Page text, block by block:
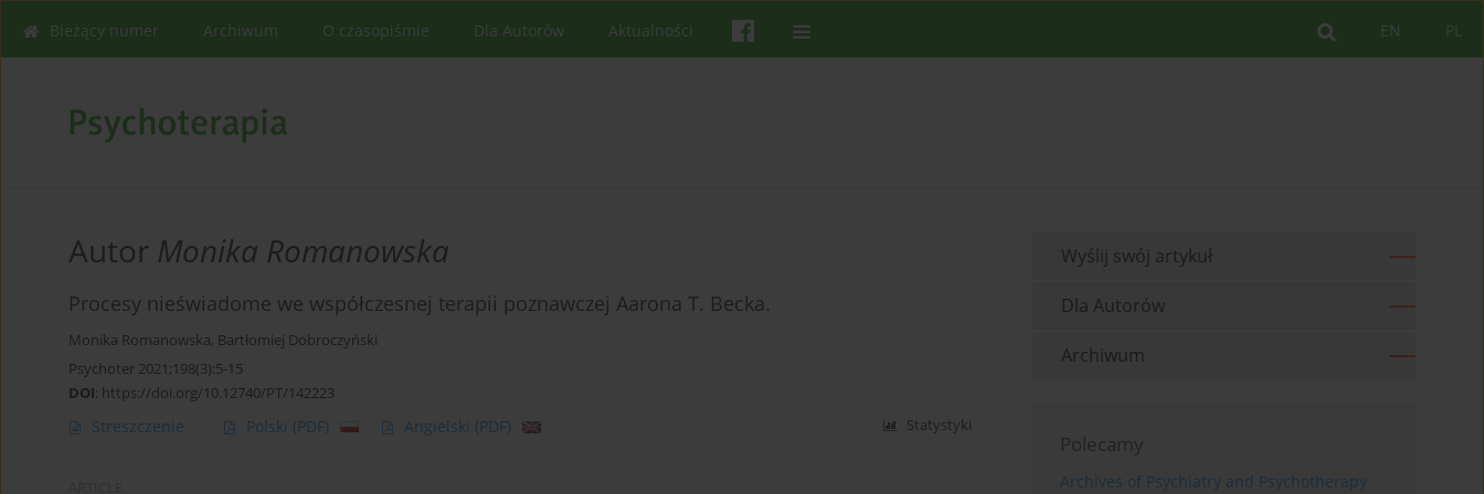
PL
EN
Bieżący numer Archiwum O czasopiśmie Dla Autorów Aktualności
Autor Monika Romanowska
Procesy nieświadome we współczesnej terapii poznawczej Aarona T. Becka.
Monika Romanowska, Bartłomiej Dobroczyński
Psychoter 2021;198(3):5-15
DOI: https://doi.org/10.12740/PT/142223
Streszczenie Polski (PDF) Angielski (PDF) Statystyki
Wyślij swój artykuł
Dla Autorów
Archiwum
Polecamy
Archives of Psychiatry and Psychotherapy